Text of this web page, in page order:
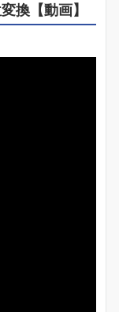
換【動画】